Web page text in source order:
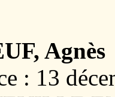
Agnès
: 13